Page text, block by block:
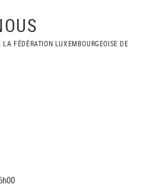
LA FÉDÉRATION LUXEMBOURGEOISE DE